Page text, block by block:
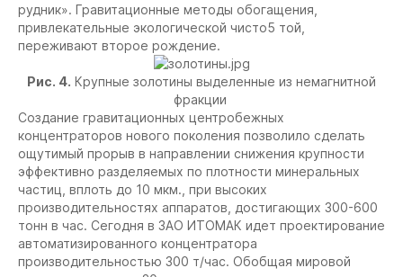
рудник». Гравитационные методы обогащения,
привлекательные экологической чисто5 той,
переживают второе рождение.
Рис. 4. Крупные золотины выделенные из немагнитной
фракции
Создание гравитационных центробежных
концентраторов нового поколения позволило сделать
ощутимый прорыв в направлении снижения крупности
эффективно разделяемых по плотности минеральных
частиц, вплоть до 10 мкм., при высоких
производительностях аппаратов, достигающих 300-600
тонн в час. Сегодня в ЗАО ИТОМАК идет проектирование
автоматизированного концентратора
производительностью 300 т/час. Обобщая мировой